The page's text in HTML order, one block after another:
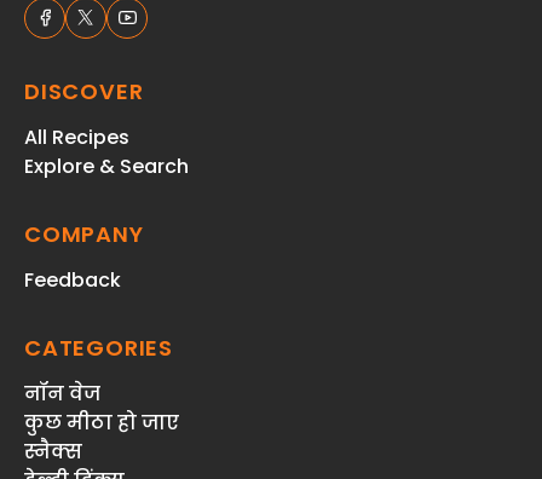
DISCOVER
All Recipes
Explore & Search
COMPANY
Feedback
CATEGORIES
नॉन वेज
कुछ मीठा हो जाए
स्‍नैक्‍स